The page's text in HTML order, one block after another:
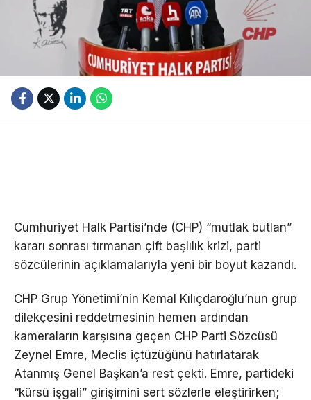
Cumhuriyet Halk Partisi’nde (CHP) “mutlak butlan”
kararı sonrası tırmanan çift başlılık krizi, parti
sözcülerinin açıklamalarıyla yeni bir boyut kazandı.
CHP Grup Yönetimi’nin Kemal Kılıçdaroğlu’nun grup
dilekçesini reddetmesinin hemen ardından
kameraların karşısına geçen CHP Parti Sözcüsü
Zeynel Emre, Meclis içtüzüğünü hatırlatarak
Atanmış Genel Başkan’a rest çekti. Emre, partideki
“kürsü işgali” girişimini sert sözlerle eleştirirken;